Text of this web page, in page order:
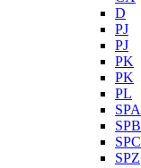
D
PJ
PJ
PK
PK
PL
SPA
SPB
SPC
SPZ